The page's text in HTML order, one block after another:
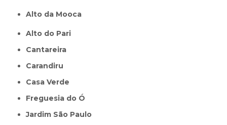
Alto da Mooca
Alto do Pari
Cantareira
Carandiru
Casa Verde
Freguesia do Ó
Jardim São Paulo